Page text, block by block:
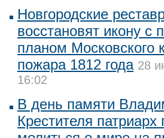
Новгородские
восстановят икону с
планом Московского
пожара 1812 года 28
16:02
В день памяти
Крестителя патриарх